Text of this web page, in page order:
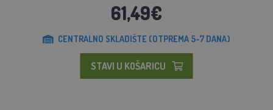
61,49€
CENTRALNO SKLADIŠTE (OTPREMA 5-7 DANA)
STAVI U KOŠARICU